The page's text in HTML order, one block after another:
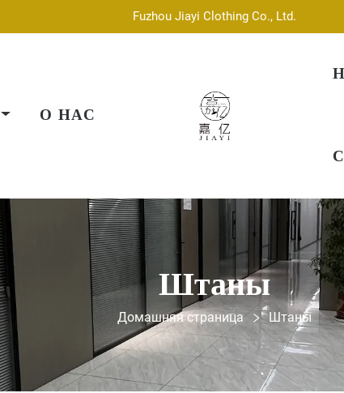
Fuzhou Jiayi Clothing Co., Ltd.
О НАС
Штаны
Домашняя страница Штаны